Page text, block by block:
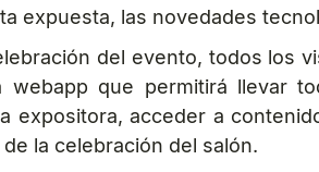
expuesta, las novedades
del evento, todos los
webapp que permitirá llevar
expositora, acceder a
la celebración del salón.